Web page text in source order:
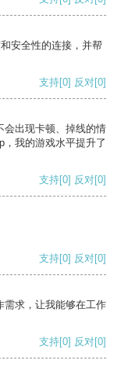
安全性的连接，并帮
支持[0] 反对[0]
会出现卡顿、掉线的情
我的游戏水平提升了
支持[0] 反对[0]
支持[0] 反对[0]
需求，让我能够在工作
支持[0] 反对[0]